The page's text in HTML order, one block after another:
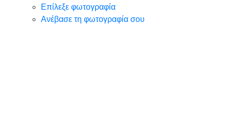
Επίλεξε φωτογραφία
Ανέβασε τη φωτογραφία σου